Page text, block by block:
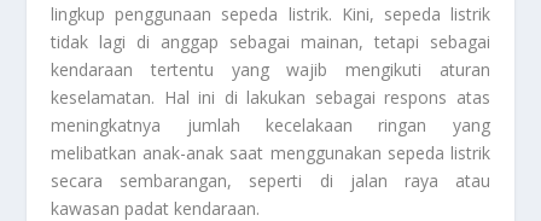
lingkup penggunaan sepeda listrik. Kini, sepeda listrik
tidak lagi di anggap sebagai mainan, tetapi sebagai
kendaraan tertentu yang wajib mengikuti aturan
keselamatan. Hal ini di lakukan sebagai respons atas
meningkatnya jumlah kecelakaan ringan yang
melibatkan anak-anak saat menggunakan sepeda listrik
secara sembarangan, seperti di jalan raya atau
kawasan padat kendaraan.